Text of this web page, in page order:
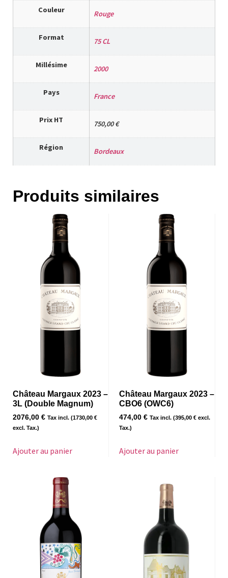
Couleur Rouge
Format 75 CL
Millésime 2000
Pays France
Prix HT 750,00 €
Région Bordeaux
Produits similaires
Château Margaux 2023 –
3L (Double Magnum)
2076,00 € Tax incl. (1730,00 €
excl. Tax.)
Ajouter au panier
Château Margaux 2023 –
CBO6 (OWC6)
474,00 € Tax incl. (395,00 € excl.
Tax.)
Ajouter au panier